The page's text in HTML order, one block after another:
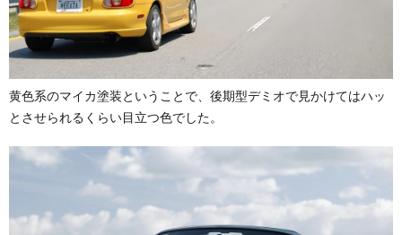
黄色系のマイカ塗装ということで、後期型デミオで見かけてはハッ
とさせられるくらい目立つ色でした。